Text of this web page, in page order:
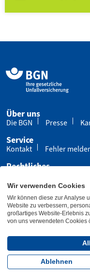
Über uns
Die BGN Presse
Service
Kontakt Fehler
Rechtliches
Barrierefreiheit
Übersicht Leichte
Letzte Aktualisierung
Folgen Sie uns:
Wir verwenden Cookies
Wir können diese zur Analyse
Website zu verbessern,
großartiges Website-Erlebnis
von uns verwendeten Cookies
Ablehnen